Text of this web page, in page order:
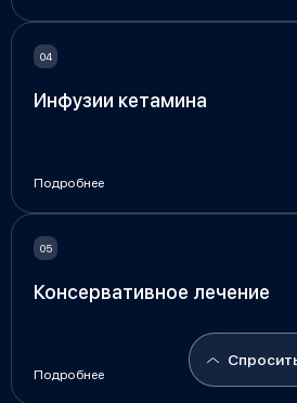
Инфузии кетамина
Подробнее
Консервативное лечение
Подробнее